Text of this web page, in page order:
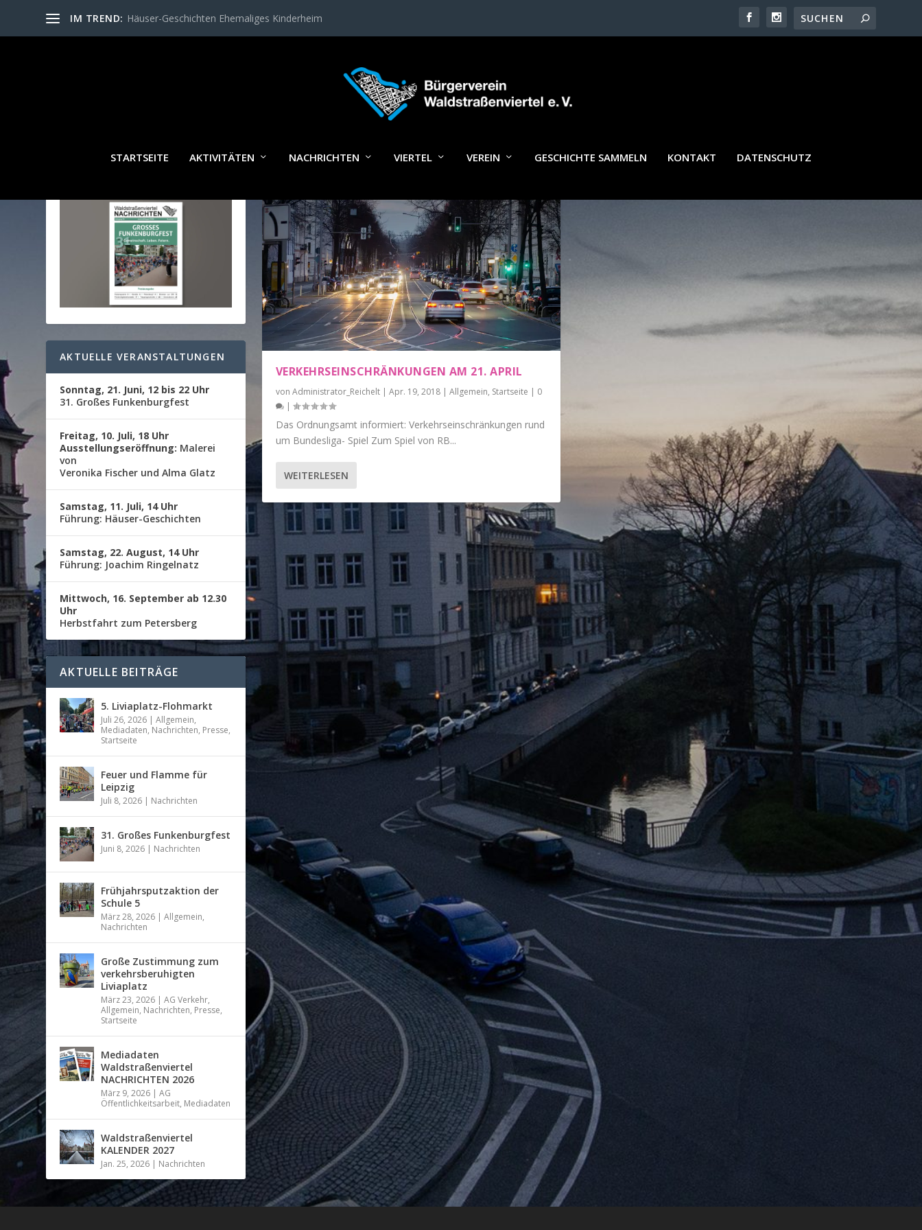
IM TREND: Häuser-Geschichten Ehemaliges Kinderheim
STARTSEITE AKTIVITÄTEN NACHRICHTEN VIERTEL VEREIN GESCHICHTE SAMMELN KONTAKT DATENSCHUTZ
SCHLAGWORT:FAHRPLANÜBERSICHT
VERKEHRSEINSCHRÄNKUNGEN AM 21. APRIL
von Administrator_Reichelt| Apr. 19, 2018| Allgemein, Startseite | 0
|
Das Ordnungsamt informiert: Verkehrseinschränkungen rund
um Bundesliga- Spiel Zum Spiel von RB...
WEITERLESEN
WALDSTRASSENVIERTEL N
AKTUELLE VERANSTALTUNGEN
Sonntag, 21. Juni, 12 bis 22 Uhr
31. Großes Funkenburgfest
Freitag, 10. Juli, 18 Uhr
Ausstellungseröffnung: Malerei
von
Veronika Fischer und Alma Glatz
Samstag, 11. Juli, 14 Uhr
Führung: Häuser-Geschichten
Samstag, 22. August, 14 Uhr
Führung: Joachim Ringelnatz
Mittwoch, 16. September ab 12.30
Uhr
Herbstfahrt zum Petersberg
AKTUELLE BEITRÄGE
5. Liviaplatz-Flohmarkt
Juli 26, 2026 |Allgemein,
Mediadaten, Nachrichten, Presse,
Startseite
Feuer und Flamme für
Leipzig
Juli 8, 2026 | Nachrichten
31. Großes Funkenburgfest
Juni 8, 2026 | Nachrichten
Frühjahrsputzaktion der
Schule 5
März 28, 2026 |Allgemein,
Nachrichten
Große Zustimmung zum
verkehrsberuhigten
Liviaplatz
März 23, 2026 |AG Verkehr,
Allgemein, Nachrichten, Presse,
Startseite
Mediadaten
Waldstraßenviertel
NACHRICHTEN 2026
März 9, 2026 |AG
Öffentlichkeitsarbeit, Mediadaten
Waldstraßenviertel
KALENDER 2027
Jan. 25, 2026 | Nachrichten